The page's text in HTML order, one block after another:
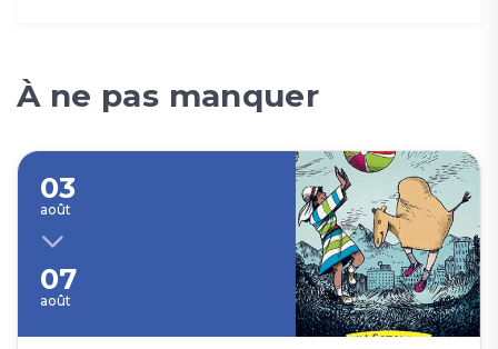
À ne pas manquer
03
août
07
août